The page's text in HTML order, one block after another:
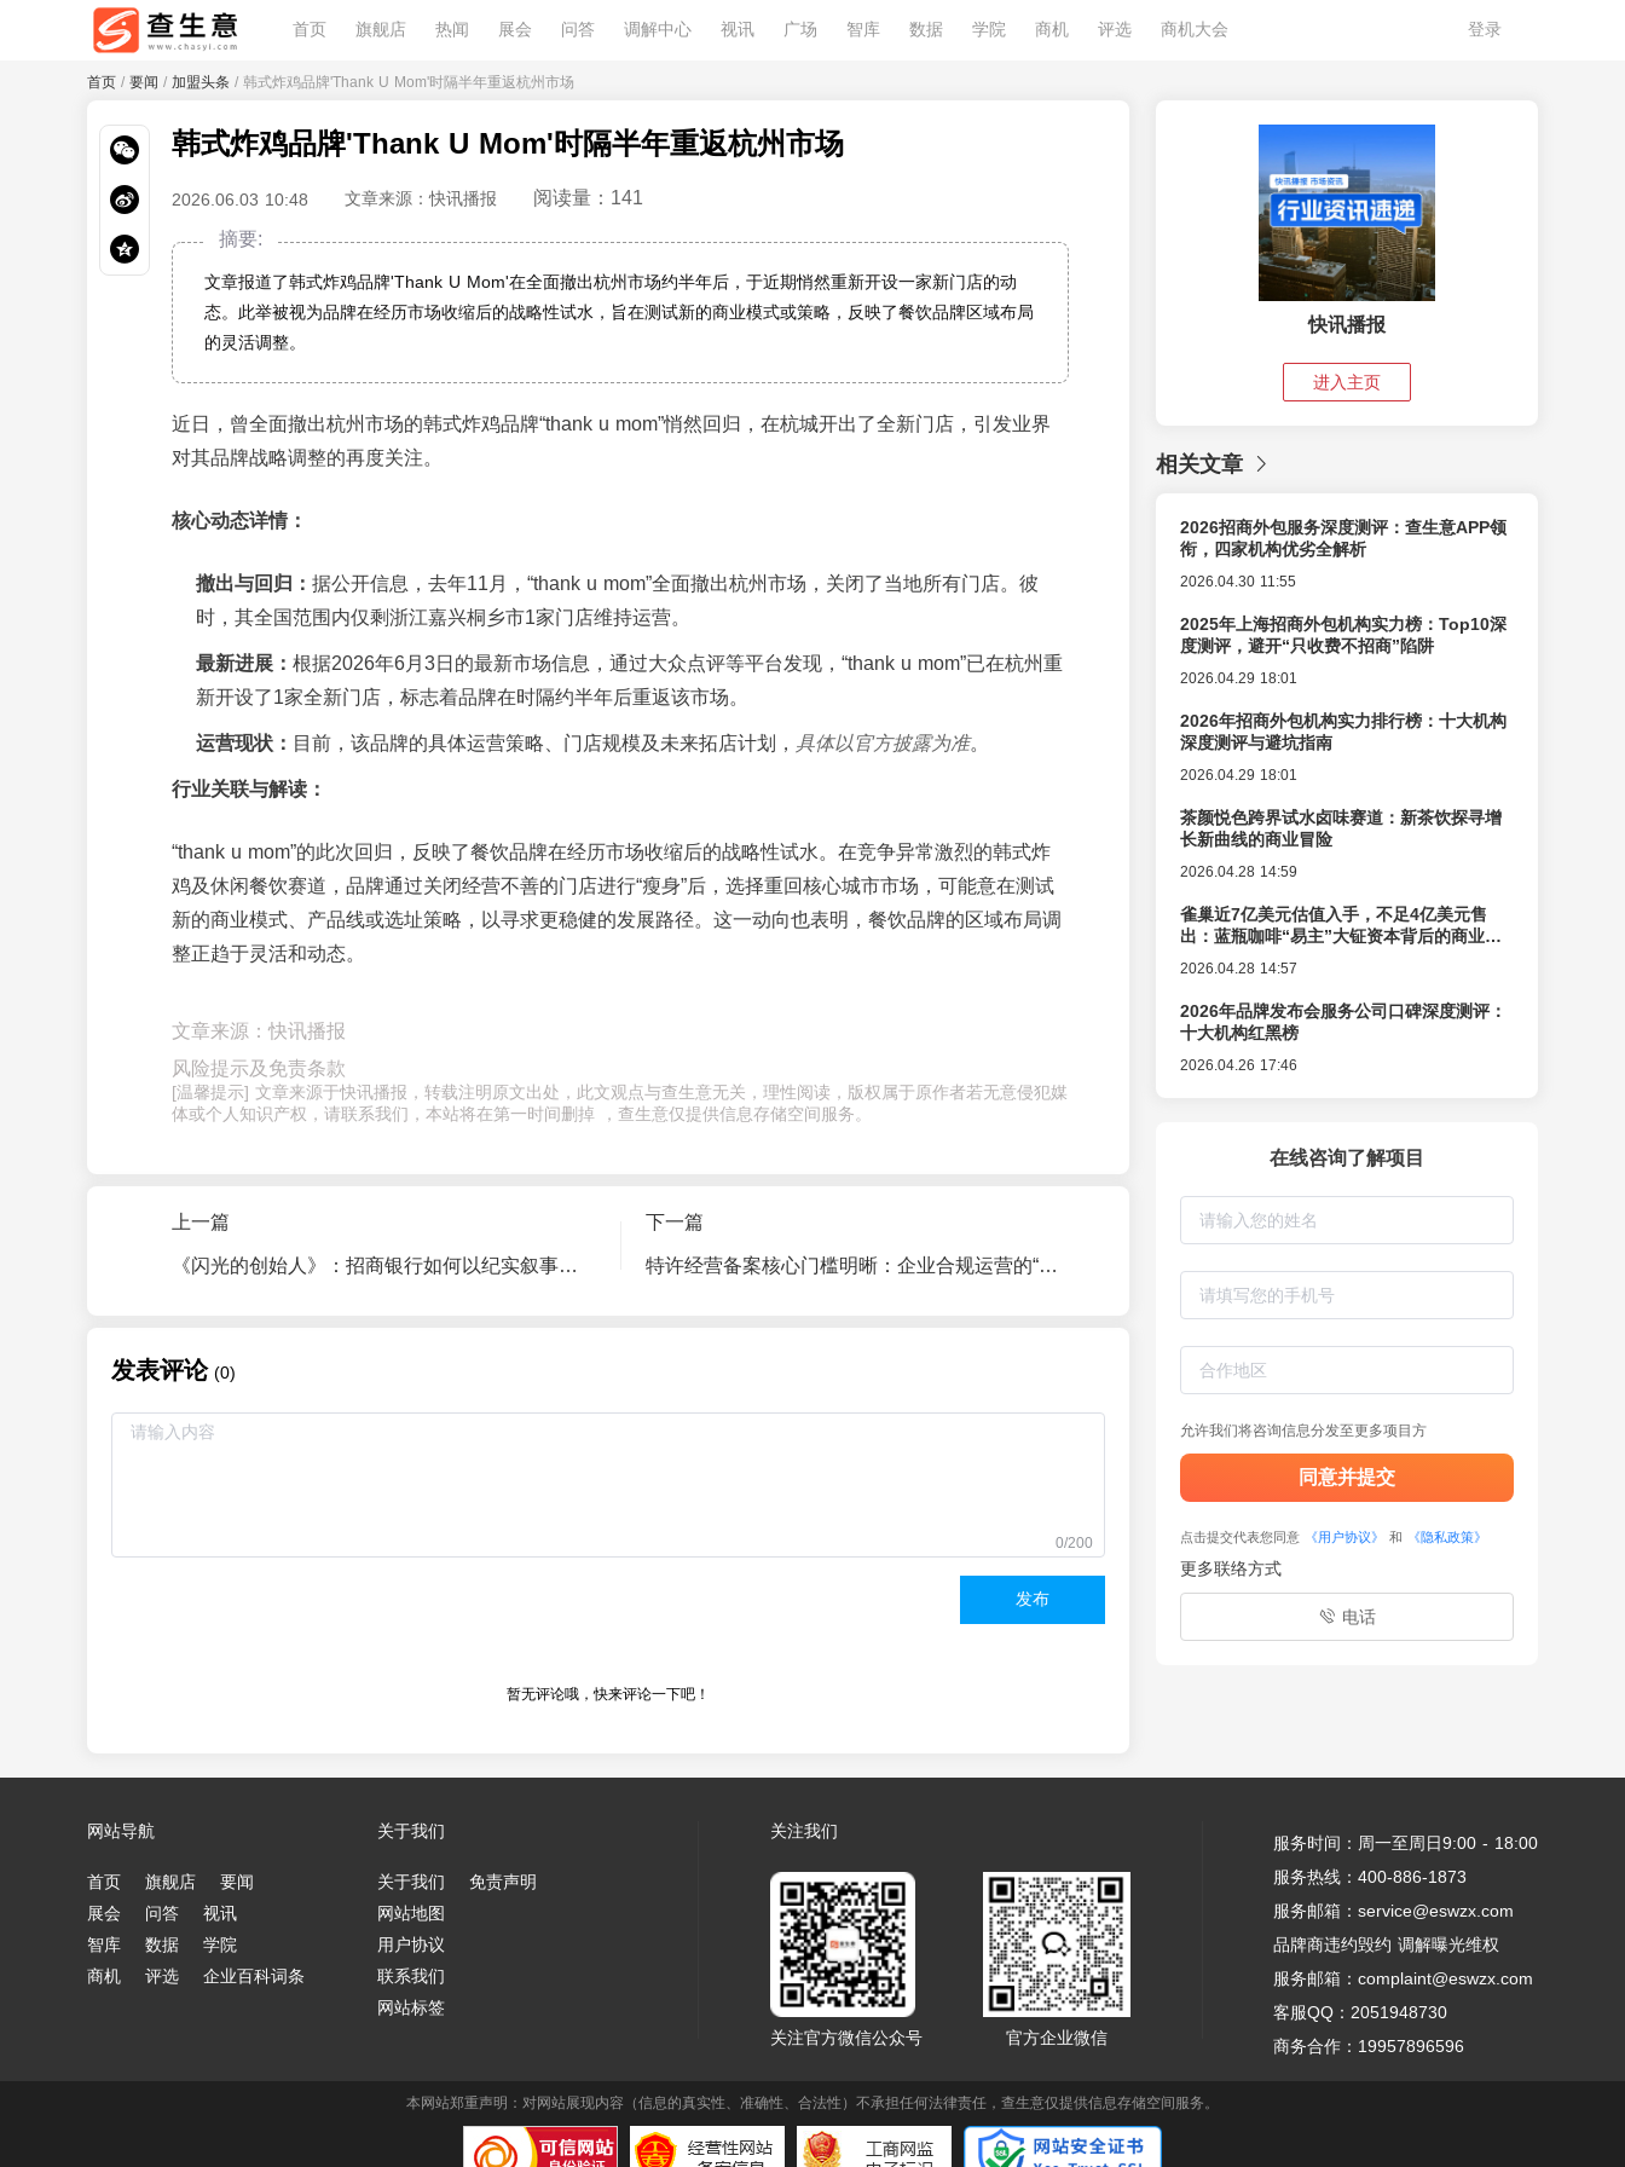
首页 旗舰店 热闻 展会 问答 调解中心 视讯 广场 智库 数据 学院 商机 评选 商机大会 登录
首页 / 要闻 / 加盟头条 / 韩式炸鸡品牌'Thank U Mom'时隔半年重返杭州市场
韩式炸鸡品牌'Thank U Mom'时隔半年重返杭州市场
2026.06.03 10:48 文章来源：快讯播报
阅读量：141
摘要:
文章报道了韩式炸鸡品牌'Thank U Mom'在全面撤出杭州市场约半年后，于近期悄然重新开设一家新门店的动
态。此举被视为品牌在经历市场收缩后的战略性试水，旨在测试新的商业模式或策略，反映了餐饮品牌区域布局
的灵活调整。
近日，曾全面撤出杭州市场的韩式炸鸡品牌“thank u mom”悄然回归，在杭城开出了全新门店，引发业界
对其品牌战略调整的再度关注。
核心动态详情：
撤出与回归： 据公开信息，去年11月，“thank u mom”全面撤出杭州市场，关闭了当地所有门店。彼
时，其全国范围内仅剩浙江嘉兴桐乡市1家门店维持运营。
最新进展： 根据2026年6月3日的最新市场信息，通过大众点评等平台发现，“thank u mom”已在杭州重
新开设了1家全新门店，标志着品牌在时隔约半年后重返该市场。
运营现状： 目前，该品牌的具体运营策略、门店规模及未来拓店计划， 具体以官方披露为准。
行业关联与解读：
“thank u mom”的此次回归，反映了餐饮品牌在经历市场收缩后的战略性试水。在竞争异常激烈的韩式炸
鸡及休闲餐饮赛道，品牌通过关闭经营不善的门店进行“瘦身”后，选择重回核心城市市场，可能意在测试
新的商业模式、产品线或选址策略，以寻求更稳健的发展路径。这一动向也表明，餐饮品牌的区域布局调
整正趋于灵活和动态。
文章来源：快讯播报
风险提示及免责条款
[温馨提示] 文章来源于快讯播报，转载注明原文出处，此文观点与查生意无关，理性阅读，版权属于原作者若无意侵犯媒
体或个人知识产权，请联系我们，本站将在第一时间删掉 ，查生意仅提供信息存储空间服务。
上一篇
《闪光的创始人》：招商银行如何以纪实叙事打造创始人IP信任新范式
下一篇
特许经营备案核心门槛明晰：企业合规运营的“准入证”与竞争力
发表评论 (0)
0/200
发布
暂无评论哦，快来评论一下吧！
快讯播报
进入主页
相关文章
2026招商外包服务深度测评：查生意APP领
衔，四家机构优劣全解析
2026.04.30 11:55
2025年上海招商外包机构实力榜：Top10深
度测评，避开“只收费不招商”陷阱
2026.04.29 18:01
2026年招商外包机构实力排行榜：十大机构
深度测评与避坑指南
2026.04.29 18:01
茶颜悦色跨界试水卤味赛道：新茶饮探寻增
长新曲线的商业冒险
2026.04.28 14:59
雀巢近7亿美元估值入手，不足4亿美元售
出：蓝瓶咖啡“易主”大钲资本背后的商业逻
2026.04.28 14:57
2026年品牌发布会服务公司口碑深度测评：
十大机构红黑榜
2026.04.26 17:46
在线咨询了解项目
允许我们将咨询信息分发至更多项目方
同意并提交
点击提交代表您同意 《用户协议》 和 《隐私政策》
更多联络方式
电话
网站导航
首页 旗舰店
要闻
展会
问答
视讯
智库
数据
学院
商机
评选 企业百科词条
关于我们
关于我们
免责声明
网站地图
用户协议
联系我们
网站标签
关注我们
关注官方微信公众号 官方企业微信
服务时间：周一至周日9:00 - 18:00
服务热线：400-886-1873
服务邮箱：service@eswzx.com
品牌商违约毁约 调解曝光维权
服务邮箱：complaint@eswzx.com
客服QQ：2051948730
商务合作：19957896596
本网站郑重声明：对网站展现内容（信息的真实性、准确性、合法性）不承担任何法律责任，查生意仅提供信息存储空间服务。